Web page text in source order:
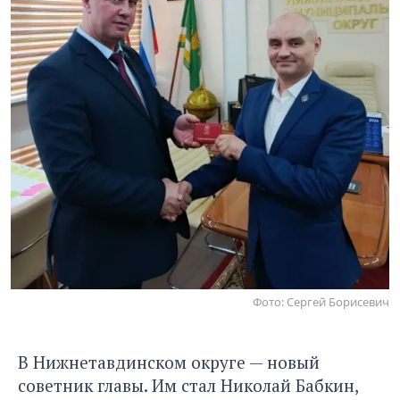
Фото: Сергей Борисевич
В Нижнетавдинском округе — новый
советник главы. Им стал Николай Бабкин,